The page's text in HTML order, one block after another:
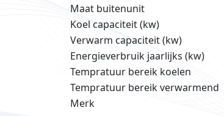
Maat buitenunit
Koel capaciteit (kw)
Verwarm capaciteit (kw)
Energieverbruik jaarlijks (kw)
Tempratuur bereik koelen
Tempratuur bereik verwarmend
Merk